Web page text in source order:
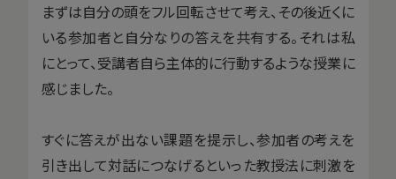
まずは自分の頭をフル回転させて考え、その後近くに
いる参加者と自分なりの答えを共有する。それは私
にとって、受講者自ら主体的に行動するような授業に
感じました。
すぐに答えが出ない課題を提示し、参加者の考えを
引き出して対話につなげるといった教授法に刺激を